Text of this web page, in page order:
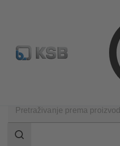
Konfiguriraj proizvod
pretraživanja
Raspon